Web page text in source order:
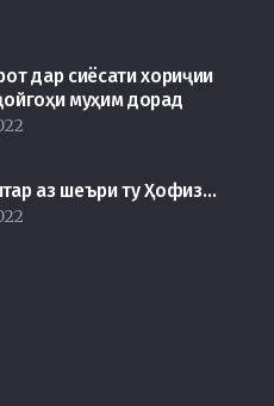
дар сиёсати хориҷии
муҳим дорад
аз шеъри ту Ҳофиз…